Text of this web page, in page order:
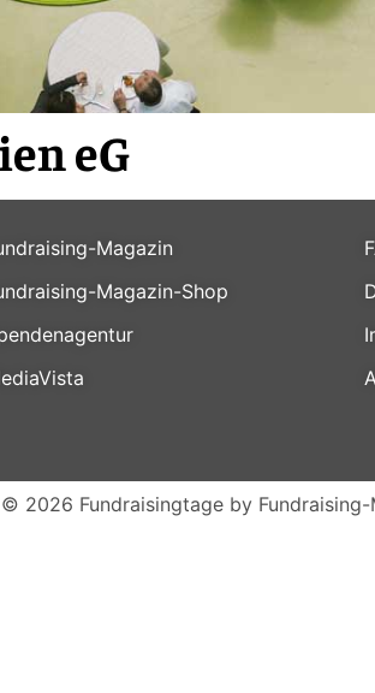
eG
Magazin
Magazin-Shop
2026 Fundraisingtage by Fundraising-